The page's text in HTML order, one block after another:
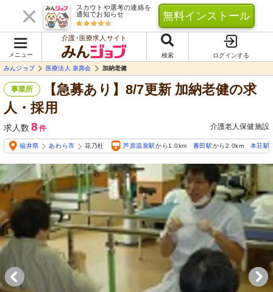
スカウトや選考の連絡を
通知でお知らせ
無料インストール
メニュー
介護･医療求人サイト
検索
ログインする
みんジョブ
医療法人 泉壽会 加納老健
事業所
【急募あり】8/7更新 加納老健の求
人・採用
求人数 8 件 介護老人保健施設
福井県 あわら市 花乃杜 芦原温泉駅から1.0km 番田駅から2.0km 本荘駅